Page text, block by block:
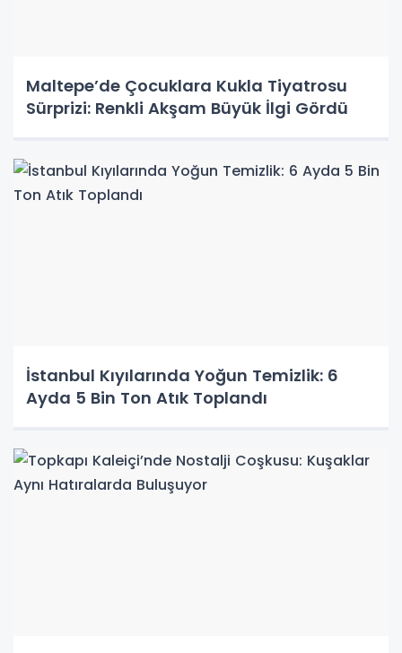
Maltepe’de Çocuklara Kukla Tiyatrosu
Sürprizi: Renkli Akşam Büyük İlgi Gördü
İstanbul Kıyılarında Yoğun Temizlik: 6
Ayda 5 Bin Ton Atık Toplandı